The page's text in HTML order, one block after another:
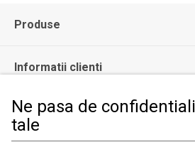
Ne pasa de
tale
Produse
Informatii clienti
Informatii legale